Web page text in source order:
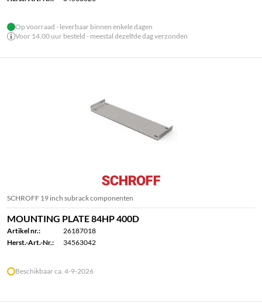
Op voorraad - leverbaar binnen enkele dagen
Voor 14.00 uur besteld - meestal dezelfde dag verzonden
SCHROFF 19 inch subrack componenten
MOUNTING PLATE 84HP 400D
Artikel nr.:
26187018
Herst.-Art.-Nr.:
34563042
Beschikbaar ca. 4-9-2026